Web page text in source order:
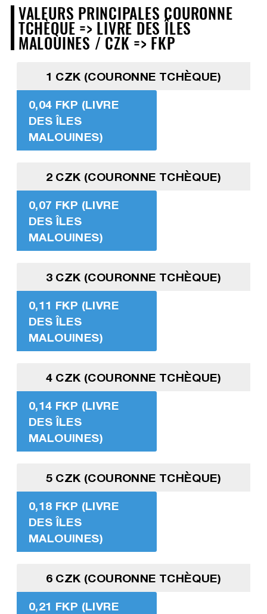
VALEURS PRINCIPALES COURONNE
TCHÈQUE => LIVRE DES ÎLES
MALOUINES / CZK => FKP
1 CZK (COURONNE TCHÈQUE)
0,04 FKP (LIVRE
DES ÎLES
MALOUINES)
2 CZK (COURONNE TCHÈQUE)
0,07 FKP (LIVRE
DES ÎLES
MALOUINES)
3 CZK (COURONNE TCHÈQUE)
0,11 FKP (LIVRE
DES ÎLES
MALOUINES)
4 CZK (COURONNE TCHÈQUE)
0,14 FKP (LIVRE
DES ÎLES
MALOUINES)
5 CZK (COURONNE TCHÈQUE)
0,18 FKP (LIVRE
DES ÎLES
MALOUINES)
6 CZK (COURONNE TCHÈQUE)
0,21 FKP (LIVRE